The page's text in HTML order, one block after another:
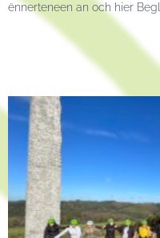
ënnerteneen an och hier